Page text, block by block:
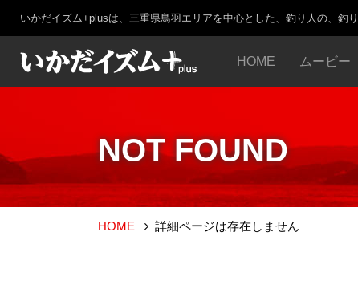
いかだイズム+plusは、三重県鳥羽エリアを中心とした、釣り人の、釣
HOME ムービー
NOT FOUND
HOME 詳細ページは存在しません